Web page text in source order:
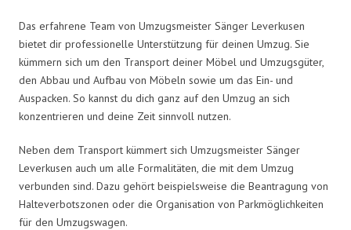
Das erfahrene Team von Umzugsmeister Sänger Leverkusen
bietet dir professionelle Unterstützung für deinen Umzug. Sie
kümmern sich um den Transport deiner Möbel und Umzugsgüter,
den Abbau und Aufbau von Möbeln sowie um das Ein- und
Auspacken. So kannst du dich ganz auf den Umzug an sich
konzentrieren und deine Zeit sinnvoll nutzen.
Neben dem Transport kümmert sich Umzugsmeister Sänger
Leverkusen auch um alle Formalitäten, die mit dem Umzug
verbunden sind. Dazu gehört beispielsweise die Beantragung von
Halteverbotszonen oder die Organisation von Parkmöglichkeiten
für den Umzugswagen.